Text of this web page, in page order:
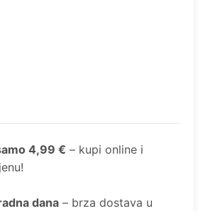
4,99 € – kupi online i
dana – brza dostava u